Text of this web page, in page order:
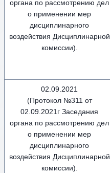
органа по рассмотрению дел
о применении мер
дисциплинарного
воздействия Дисциплинарной
комиссии).
02.09.2021
(Протокол №311 от
02.09.2021г Заседания
органа по рассмотрению дел
о применении мер
дисциплинарного
воздействия Дисциплинарной
комиссии).